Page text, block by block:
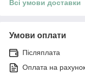
Всі умови доставки
Умови оплати
Післяплата
Оплата на